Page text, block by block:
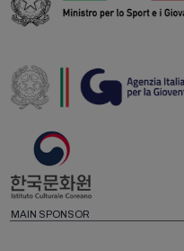
MAIN SPONSOR